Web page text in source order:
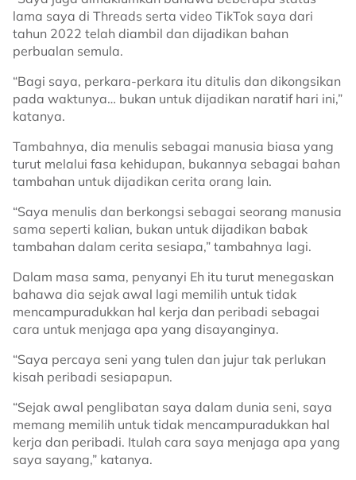
lama saya di Threads serta video TikTok saya dari
tahun 2022 telah diambil dan dijadikan bahan
perbualan semula.
“Bagi saya, perkara-perkara itu ditulis dan dikongsikan
pada waktunya… bukan untuk dijadikan naratif hari ini,”
katanya.
Tambahnya, dia menulis sebagai manusia biasa yang
turut melalui fasa kehidupan, bukannya sebagai bahan
tambahan untuk dijadikan cerita orang lain.
“Saya menulis dan berkongsi sebagai seorang manusia
sama seperti kalian, bukan untuk dijadikan babak
tambahan dalam cerita sesiapa,” tambahnya lagi.
Dalam masa sama, penyanyi Eh itu turut menegaskan
bahawa dia sejak awal lagi memilih untuk tidak
mencampuradukkan hal kerja dan peribadi sebagai
cara untuk menjaga apa yang disayanginya.
“Saya percaya seni yang tulen dan jujur tak perlukan
kisah peribadi sesiapapun.
“Sejak awal penglibatan saya dalam dunia seni, saya
memang memilih untuk tidak mencampuradukkan hal
kerja dan peribadi. Itulah cara saya menjaga apa yang
saya sayang,” katanya.